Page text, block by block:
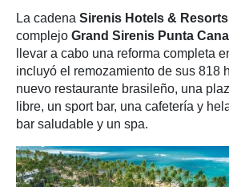
La cadena Sirenis Hotels & Resorts
complejo Grand Sirenis Punta
llevar a cabo una reforma completa
incluyó el remozamiento de sus 818
nuevo restaurante brasileño, una
libre, un sport bar, una cafetería y
bar saludable y un spa.